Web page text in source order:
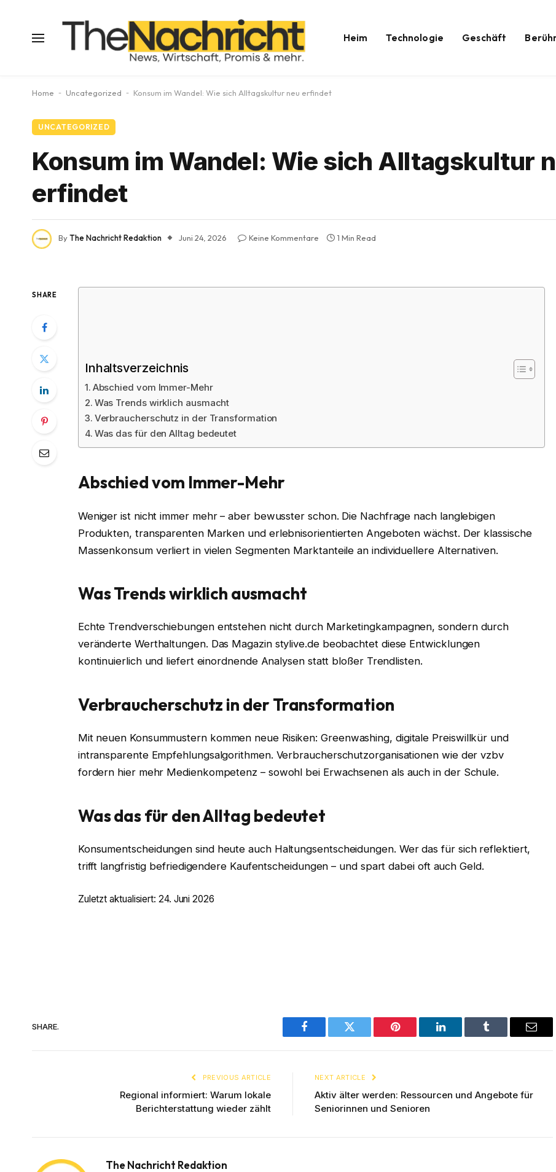
Heim Technologie Geschäft
Home - Uncategorized - Konsum im Wandel: Wie sich Alltagskultur neu erfindet
UNCATEGORIZED
Konsum im Wandel: Wie sich Alltagskultur
erfindet
ByThe Nachricht Redaktion Juni 24, 2026 Keine Kommentare 1 Min Read
SHARE
Inhaltsverzeichnis
Abschied vom Immer-Mehr
Was Trends wirklich ausmacht
Verbraucherschutz in der Transformation
Was das für den Alltag bedeutet
Abschied vom Immer-Mehr
Weniger ist nicht immer mehr – aber bewusster schon. Die Nachfrage nach langlebigen
Produkten, transparenten Marken und erlebnisorientierten Angeboten wächst. Der klassische
Massenkonsum verliert in vielen Segmenten Marktanteile an individuellere Alternativen.
Was Trends wirklich ausmacht
Echte Trendverschiebungen entstehen nicht durch Marketingkampagnen, sondern durch
veränderte Werthaltungen. Das Magazin stylive.de beobachtet diese Entwicklungen
kontinuierlich und liefert einordnende Analysen statt bloßer Trendlisten.
Verbraucherschutz in der Transformation
Mit neuen Konsummustern kommen neue Risiken: Greenwashing, digitale Preiswillkür und
intransparente Empfehlungsalgorithmen. Verbraucherschutzorganisationen wie der vzbv
fordern hier mehr Medienkompetenz – sowohl bei Erwachsenen als auch in der Schule.
Was das für den Alltag bedeutet
Konsumentscheidungen sind heute auch Haltungsentscheidungen. Wer das für sich reflektiert,
trifft langfristig befriedigendere Kaufentscheidungen – und spart dabei oft auch Geld.
Zuletzt aktualisiert: 24. Juni 2026
SHARE.
Facebook Twitter Pinterest LinkedIn Tumblr Email
PREVIOUS ARTICLE
Regional informiert: Warum lokale
Berichterstattung wieder zählt
NEXT ARTICLE
Aktiv älter werden: Ressourcen und Angebote für
Seniorinnen und Senioren
The Nachricht Redaktion